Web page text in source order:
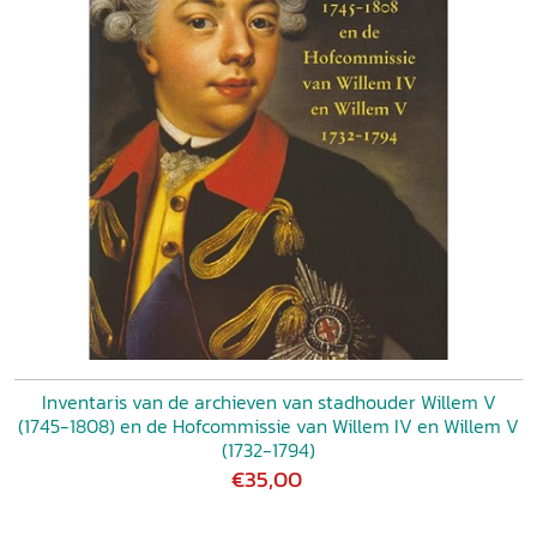
Inventaris van de archieven van stadhouder Willem V
(1745-1808) en de Hofcommissie van Willem IV en Willem V
(1732-1794)
€35,00